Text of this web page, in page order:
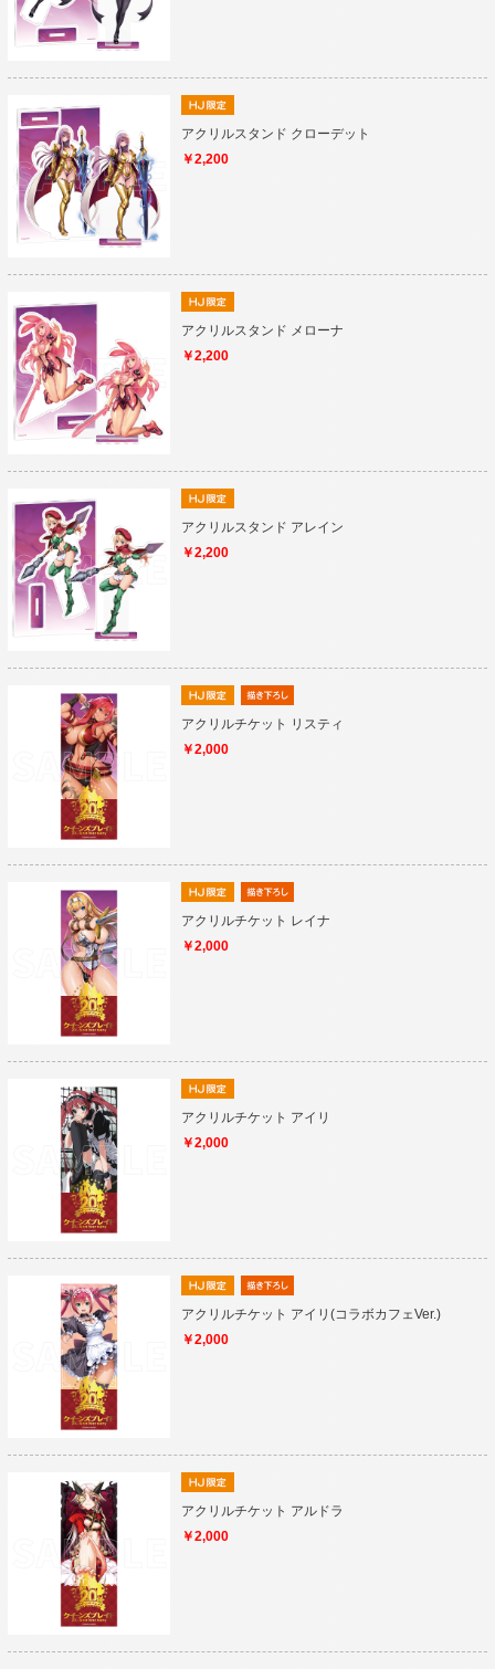
アクリルスタンド クローデット
￥2,200
アクリルスタンド メローナ
￥2,200
アクリルスタンド アレイン
￥2,200
アクリルチケット リスティ
￥2,000
アクリルチケット レイナ
￥2,000
アクリルチケット アイリ
￥2,000
アクリルチケット アイリ(コラボカフェVer.)
￥2,000
アクリルチケット アルドラ
￥2,000